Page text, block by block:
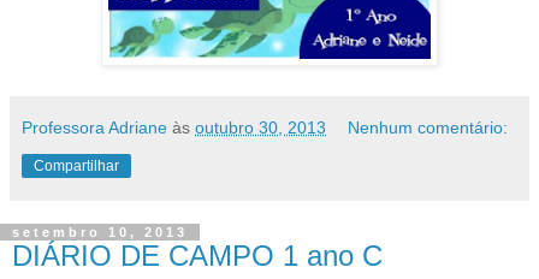
Professora Adriane às outubro 30, 2013 Nenhum comentário:
Compartilhar
setembro 10, 2013
DIÁRIO DE CAMPO 1 ano C